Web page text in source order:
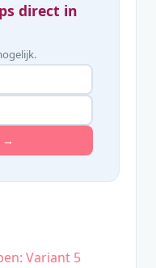
direct in
→
Variant 5